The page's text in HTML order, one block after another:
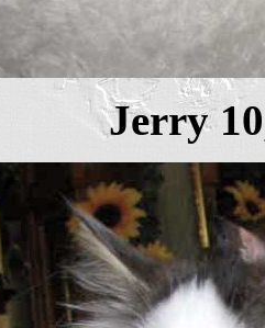
Jerry